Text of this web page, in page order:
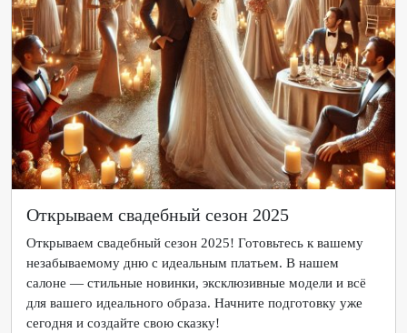
Открываем свадебный сезон 2025
Открываем свадебный сезон 2025! Готовьтесь к вашему
незабываемому дню с идеальным платьем. В нашем
салоне — стильные новинки, эксклюзивные модели и всё
для вашего идеального образа. Начните подготовку уже
сегодня и создайте свою сказку!